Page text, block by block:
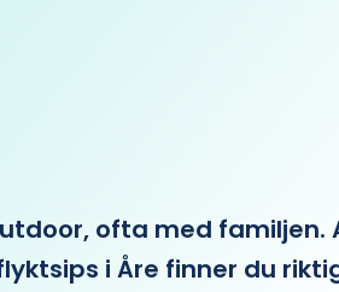
ofta med
i Åre finner du